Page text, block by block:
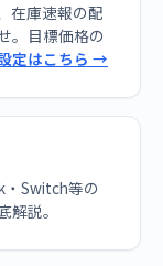
在庫速報の配
。目標価格の
定はこちら →
Switch等の
説。